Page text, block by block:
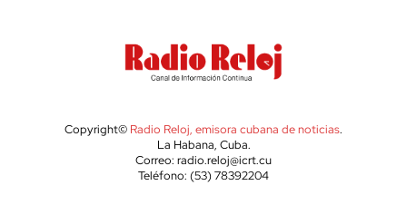
Copyright© Radio Reloj, emisora cubana de noticias.
La Habana, Cuba.
Correo: radio.reloj@icrt.cu
Teléfono: (53) 78392204